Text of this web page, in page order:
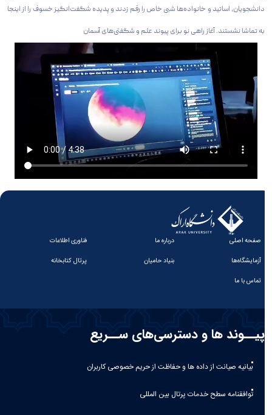
دانشجویان، اساتید و خانواده‌ها شبی خاص را رقم زدند و پدیده شگفت‌انگیز خسوف را از اینجا
به تماشا نشستند. آغاز راهی نو برای پیوند علم و شگفتی‌های آسمان
صفحه اصلی درباره ما
فناوری اطلاعات
آزمایشگاه‌ها
بنیاد حامیان
پرتال کتابخانه
تماس با ما
پیــوند ها و دسترسی‌های ســریع
بیانیه صيانت از داده ها و حفاظت از حريم خصوصی كاربران
توافقنامه سطح خدمات پرتال بین المللی